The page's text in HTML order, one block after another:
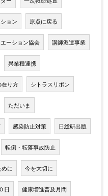
ョン 原点に戻る
ーション協会 講師派遣事業
異業種連携
り方 シトラスリボン
ただいま
感染防止対策 日総研出版
転倒・転落事故防止
に 今を大切に
日 健康増進普及月間